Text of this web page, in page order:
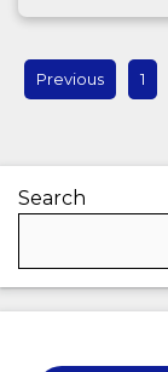
Previous 1
Search